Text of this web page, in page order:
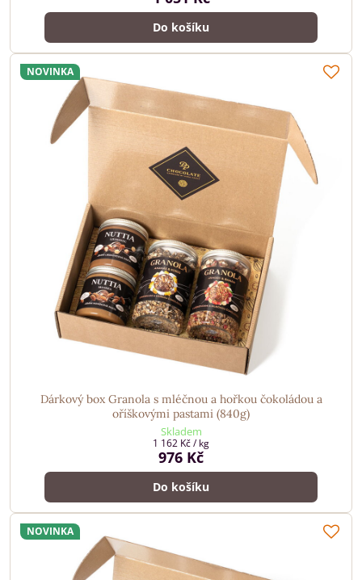
Do košíku
NOVINKA
Dárkový box Granola s mléčnou a hořkou čokoládou a
oříškovými pastami (840g)
Skladem
976 Kč
1 162 Kč/ kg
Do košíku
NOVINKA